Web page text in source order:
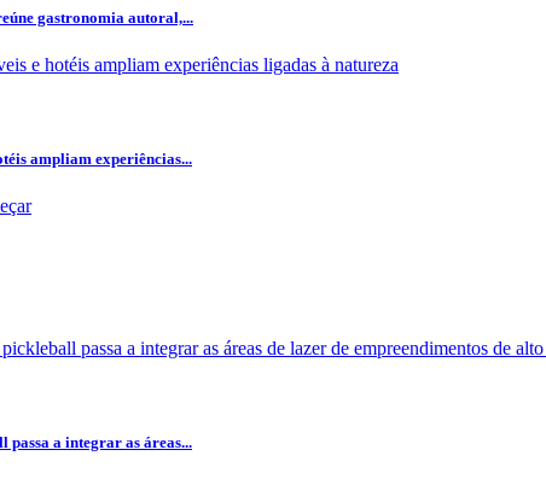
gastronomia autoral,...
ampliam experiências...
passa a integrar as áreas...